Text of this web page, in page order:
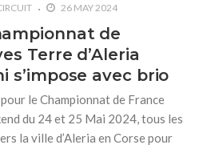
26 MAY 2024
de
Terre d’Aleria
s’impose avec brio
le Championnat de France
du 24 et 25 Mai 2024, tous les
la ville d’Aleria en Corse pour